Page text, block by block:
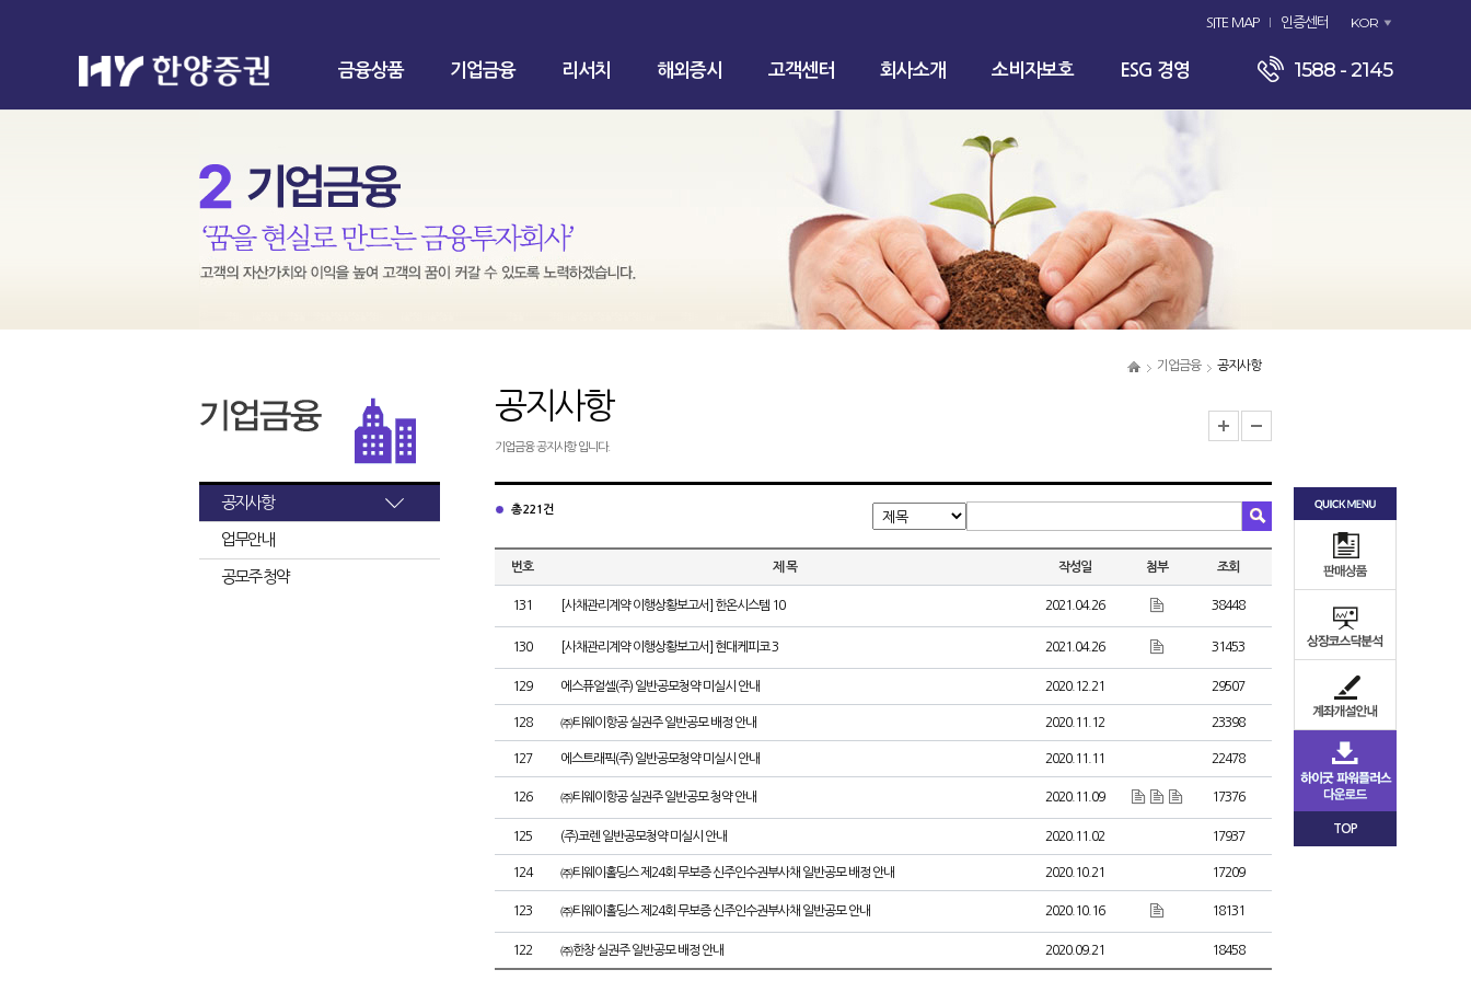
SITE MAP 인증센터 KOR
금융상품 기업금융 리서치 해외증시 고객센터 회사소개 소비자보호 ESG 경영 1588 - 2145
기업금융 공지사항
공지사항
업무안내
공모주 청약
공지사항
기업금융 공지사항 입니다.
총 221건
번호 제 목 작성일 첨부 조회
131 [사채관리계약 이행상황보고서] 한온시스템 10 2021.04.26 38448
130 [사채관리계약 이행상황보고서] 현대케피코 3 2021.04.26 31453
129 에스퓨얼셀(주) 일반공모청약 미실시 안내 2020.12.21 29507
128 ㈜티웨이항공 실권주 일반공모 배정 안내 2020.11.12 23398
127 에스트래픽(주) 일반공모청약 미실시 안내 2020.11.11 22478
126 ㈜티웨이항공 실권주 일반공모 청약 안내 2020.11.09 17376
125 (주)코렌 일반공모청약 미실시 안내 2020.11.02 17937
124 ㈜티웨이홀딩스 제24회 무보증 신주인수권부사채 일반공모 배정 안내 2020.10.21 17209
123 ㈜티웨이홀딩스 제24회 무보증 신주인수권부사채 일반공모 안내 2020.10.16 18131
122 ㈜한창 실권주 일반공모 배정 안내 2020.09.21 18458
TOP